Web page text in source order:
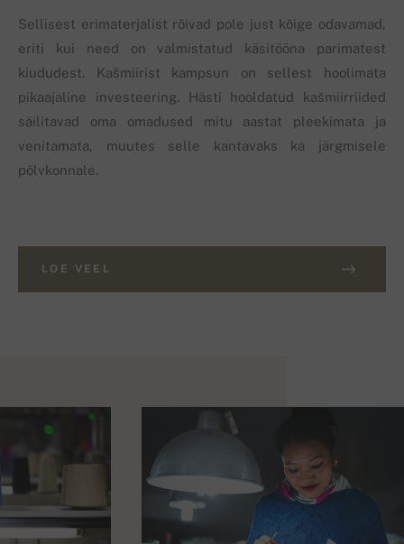
Sellisest erimaterjalist rõivad pole just kõige odavamad,
eriti kui need on valmistatud käsitööna parimatest
kiududest. Kašmiirist kampsun on sellest hoolimata
pikaajaline investeering. Hästi hooldatud kašmiirriided
säilitavad oma omadused mitu aastat pleekimata ja
venitamata, muutes selle kantavaks ka järgmisele
põlvkonnale.
LOE VEEL